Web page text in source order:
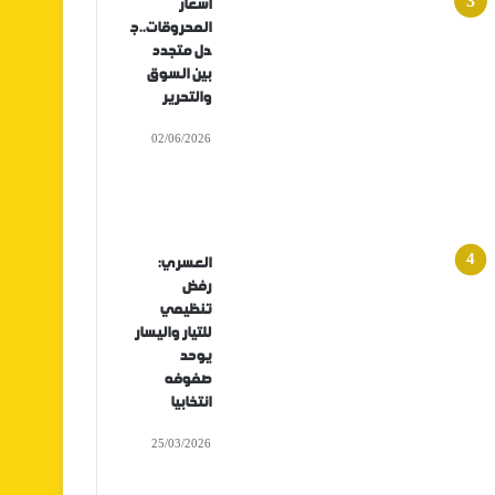
أسعار
المحروقات..ج
دل متجدد
بين السوق
والتحرير
02/06/2026
العسري:
رفض
تنظيمي
للتيار واليسار
يوحد
صفوفه
انتخابيا
25/03/2026